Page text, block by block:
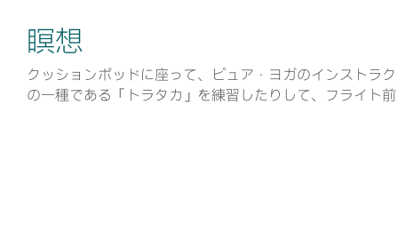
瞑想
クッションポッドに座って、ピュア・ヨガのインストラ
の一種である「トラタカ」を練習したりして、フライト